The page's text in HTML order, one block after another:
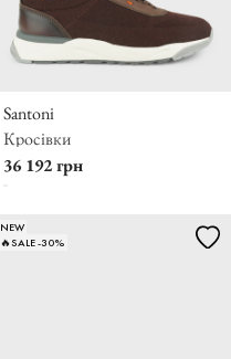
Santoni
Кросівки
36 192 грн
NEW
🔥SALE -30%